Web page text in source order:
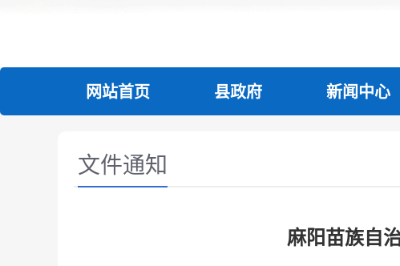
网站首页 县政府 新闻中心
文件通知
麻阳苗族自